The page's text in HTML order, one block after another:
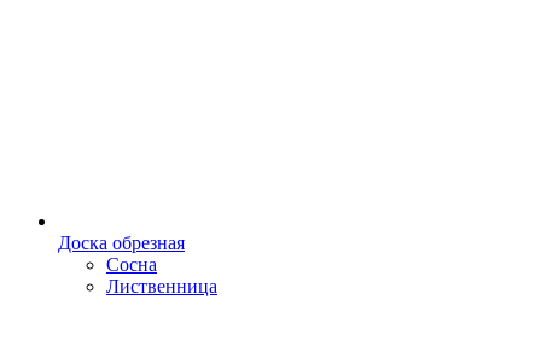
Доска обрезная
Сосна
Лиственница